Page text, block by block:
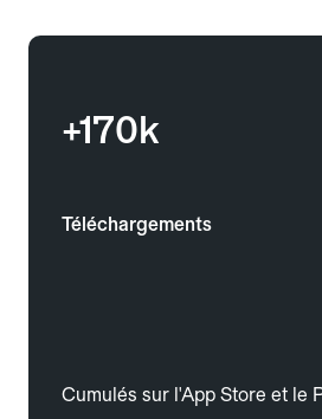
+170k
Téléchargements
Cumulés sur l'App Store et le